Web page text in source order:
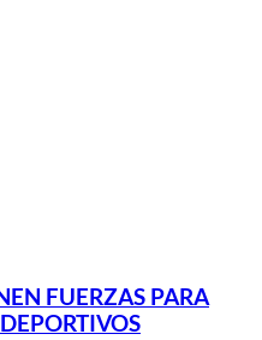
FUERZAS PARA